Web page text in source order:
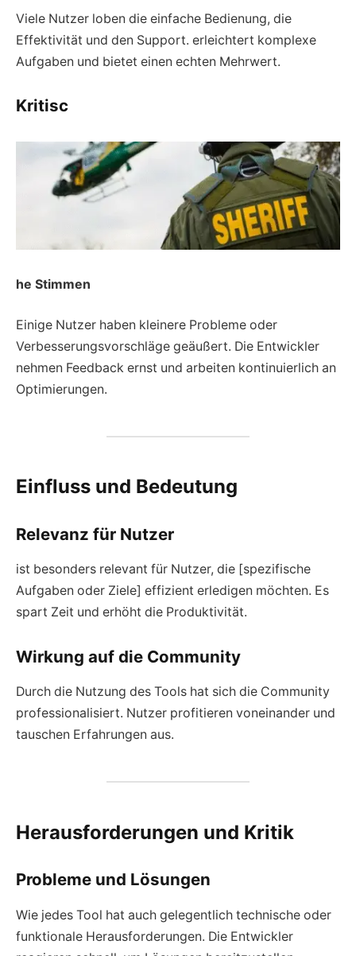
Viele Nutzer loben die einfache Bedienung, die
Effektivität und den Support. erleichtert komplexe
Aufgaben und bietet einen echten Mehrwert.
Kritisc
he Stimmen
Einige Nutzer haben kleinere Probleme oder
Verbesserungsvorschläge geäußert. Die Entwickler
nehmen Feedback ernst und arbeiten kontinuierlich an
Optimierungen.
Einfluss und Bedeutung
Relevanz für Nutzer
ist besonders relevant für Nutzer, die [spezifische
Aufgaben oder Ziele] effizient erledigen möchten. Es
spart Zeit und erhöht die Produktivität.
Wirkung auf die Community
Durch die Nutzung des Tools hat sich die Community
professionalisiert. Nutzer profitieren voneinander und
tauschen Erfahrungen aus.
Herausforderungen und Kritik
Probleme und Lösungen
Wie jedes Tool hat auch gelegentlich technische oder
funktionale Herausforderungen. Die Entwickler